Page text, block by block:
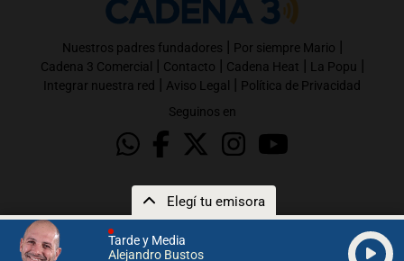
Tarde y Media
Alejandro Bustos
Elegí tu emisora
Nuestros padres fundadores | Por siempre Mario |
Cadena 3 Comercial | Contacto | Cadena Heat | La Popu |
Integrar nuestra red | Aviso Legal | Política de Privacidad
Seguinos en